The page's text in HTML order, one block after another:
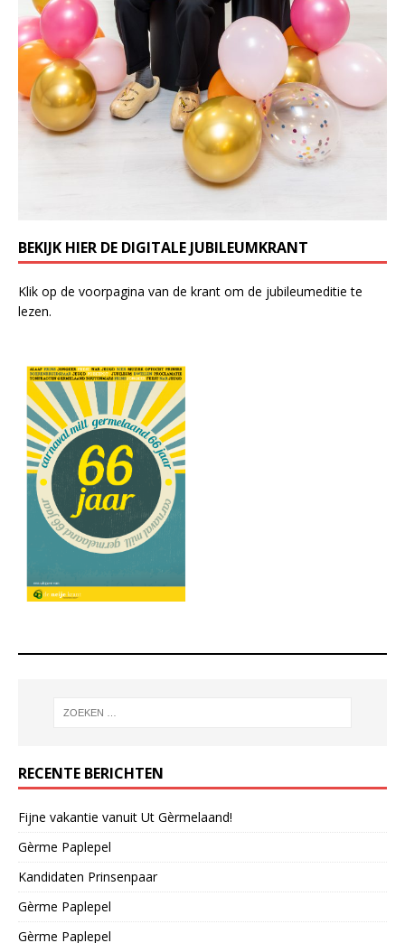
BEKIJK HIER DE DIGITALE JUBILEUMKRANT
Klik op de voorpagina van de krant om de jubileumeditie te
lezen.
RECENTE BERICHTEN
Fijne vakantie vanuit Ut Gèrmelaand!
Gèrme Paplepel
Kandidaten Prinsenpaar
Gèrme Paplepel
Gèrme Paplepel